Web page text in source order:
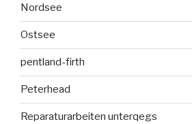
Nordsee
Ostsee
pentland-firth
Peterhead
Reparaturarbeiten unterqegs